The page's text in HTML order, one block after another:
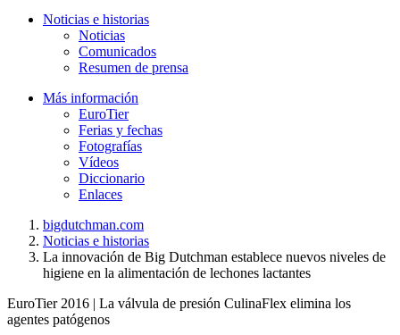
Noticias e historias
Noticias
Comunicados
Resumen de prensa
Más información
EuroTier
Ferias y fechas
Fotografías
Vídeos
Diccionario
Enlaces
bigdutchman.com
Noticias e historias
La innovación de Big Dutchman establece nuevos niveles de
higiene en la alimentación de lechones lactantes
EuroTier 2016 | La válvula de presión CulinaFlex elimina los
agentes patógenos